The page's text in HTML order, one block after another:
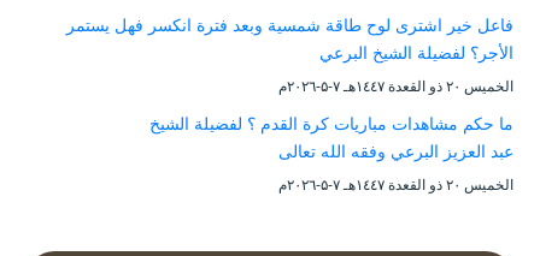
فاعل خير اشترى لوح طاقة شمسية وبعد فترة انكسر فهل يستمر
الأجر؟ لفضيلة الشيخ البرعي
الخميس ۲۰ ذو القعدة ۱٤٤۷هـ ۷-۵-۲۰۲٦م
ما حكم مشاهدات مباريات كرة القدم ؟ لفضيلة الشيخ
عبد العزيز البرعي وفقه الله تعالى
الخميس ۲۰ ذو القعدة ۱٤٤۷هـ ۷-۵-۲۰۲٦م